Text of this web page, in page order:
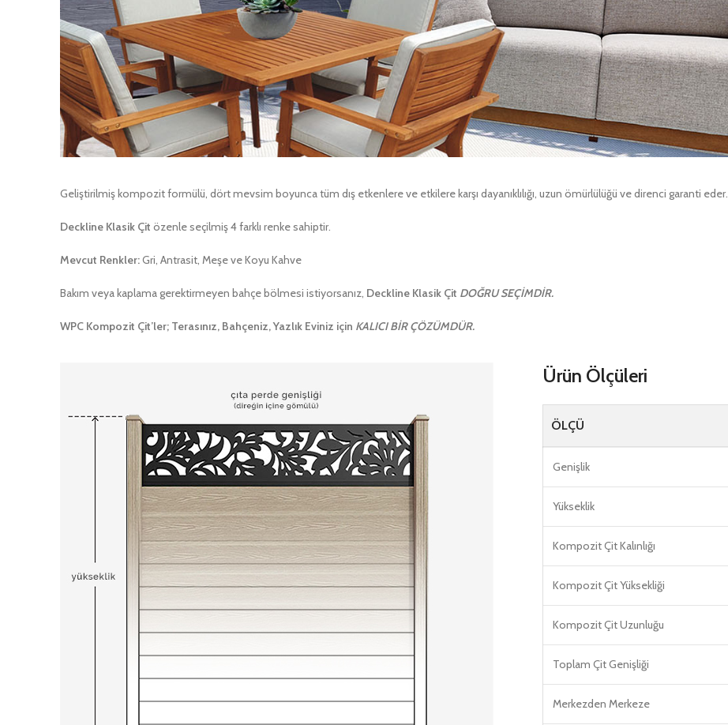
Geliştirilmiş kompozit formülü, dört mevsim boyunca tüm dış etkenlere ve etkilere karşı dayanıklılığı, uzun ömürlülüğü ve direnci garanti eder.
Deckline Klasik Çit özenle seçilmiş 4 farklı renke sahiptir.
Mevcut Renkler:Gri, Antrasit, Meşe ve Koyu Kahve
Bakım veya kaplama gerektirmeyen bahçe bölmesi istiyorsanız, Deckline Klasik Çit DOĞRU SEÇİMDİR.
WPC Kompozit Çit’ler; Terasınız, Bahçeniz, Yazlık Eviniz için KALICI BİR ÇÖZÜMDÜR.
Ürün Ölçüleri
ÖLÇÜ
Genişlik
Yükseklik
Kompozit Çit Kalınlığı
Kompozit Çit Yüksekliği
Kompozit Çit Uzunluğu
Toplam Çit Genişliği
Merkezden Merkeze